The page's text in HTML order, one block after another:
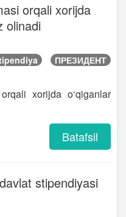
orqali xorijda
olinadi
ПРЕЗИДЕНТ
xorijda o‘qiganlar
Batafsil
stipendiyasi